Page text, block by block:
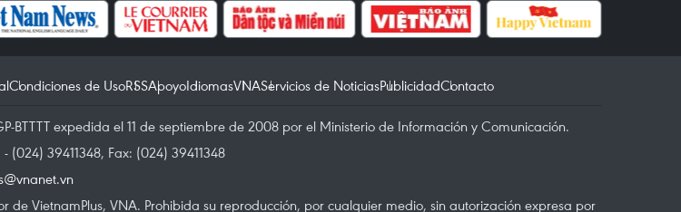
Condiciones de UsoRSSApoyoIdiomasVNAServicios de NoticiasPublicidadContacto
BTTTT expedida el 11 de septiembre de 2008 por el Ministerio de Información y Comunicación.
(024) 39411348, Fax: (024) 39411348
de VietnamPlus, VNA. Prohibida su reproducción, por cualquier medio, sin autorización expresa por